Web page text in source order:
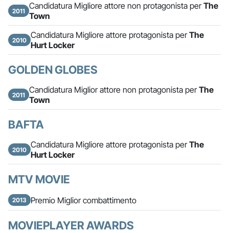
2011 Candidatura Migliore attore non protagonista perThe
Town
2010 Candidatura Migliore attore protagonista perThe
Hurt Locker
GOLDEN GLOBES
2011 Candidatura Miglior attore non protagonista perThe
Town
BAFTA
2010 Candidatura Migliore attore protagonista perThe
Hurt Locker
MTV MOVIE
2013 Premio Miglior combattimento
MOVIEPLAYER AWARDS